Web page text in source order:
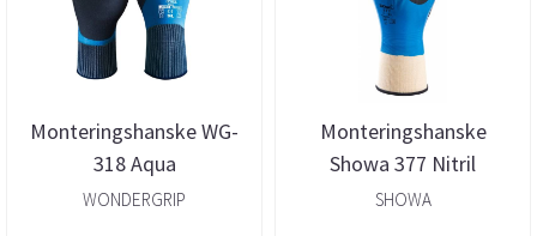
Monteringshanske WG-
318 Aqua
WONDERGRIP
Monteringshanske
Showa 377 Nitril
SHOWA